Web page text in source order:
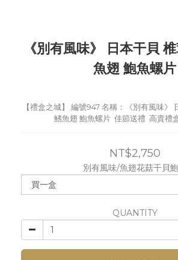
《別有風味》 日本干貝
魚翅 鮑魚螺片
【禮盒之城】 編號947 名稱：《別有風味》
鰭魚翅 鮑魚螺片  佳節送禮  高貴禮
NT$2,750
別有風味/魚翅花菇干貝
QUANTITY